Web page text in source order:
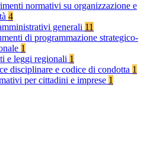
normativi su organizzazione e
4
generali 11
di programmazione strategico-
1
e leggi regionali 1
disciplinare e codice di condotta 1
per cittadini e imprese 1